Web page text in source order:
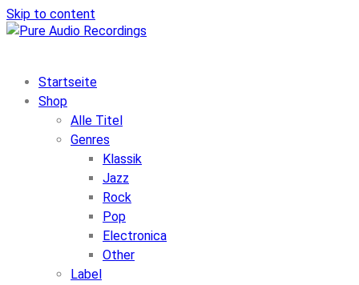
Skip to content
Startseite
Shop
Alle Titel
Genres
Klassik
Jazz
Rock
Pop
Electronica
Other
Label